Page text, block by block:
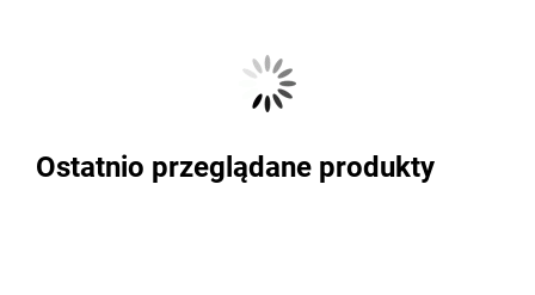
Ostatnio przeglądane produkty